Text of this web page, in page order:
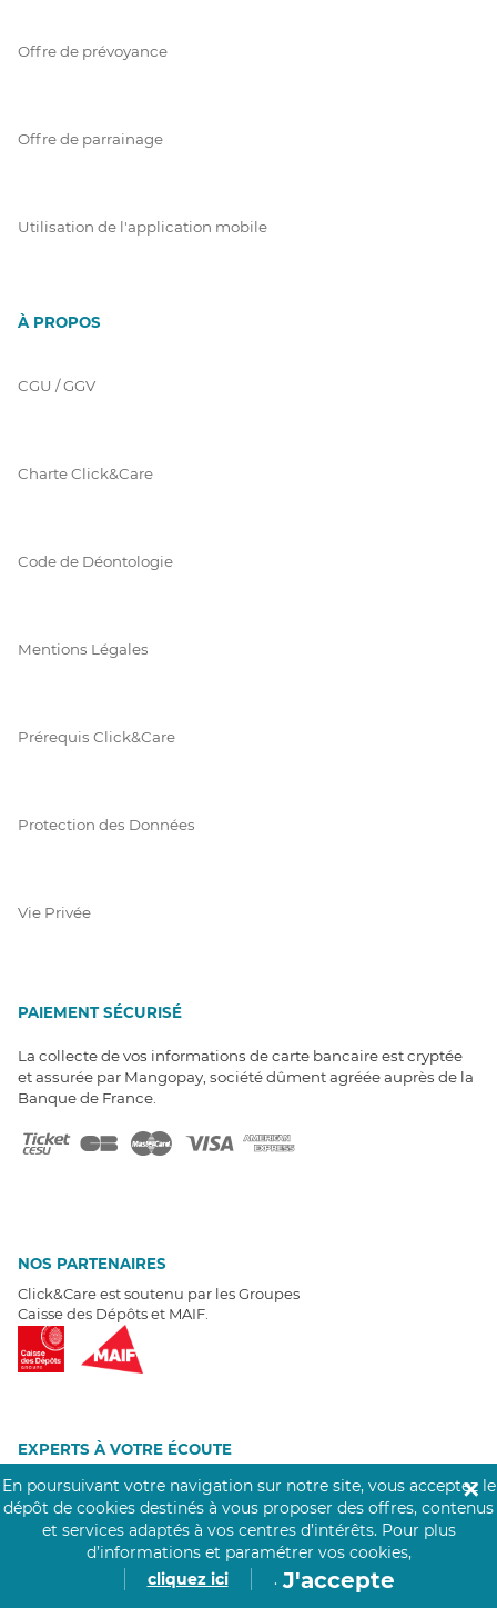
Offre de prévoyance
Offre de parrainage
Utilisation de l'application mobile
À PROPOS
CGU / GGV
Charte Click&Care
Code de Déontologie
Mentions Légales
Prérequis Click&Care
Protection des Données
Vie Privée
PAIEMENT SÉCURISÉ
La collecte de vos informations de carte bancaire est cryptée
et assurée par Mangopay, société dûment agréée auprès de la
Banque de France.
NOS PARTENAIRES
Click&Care est soutenu par les Groupes
Caisse des Dépôts et MAIF.
EXPERTS À VOTRE ÉCOUTE
Un besoin de recrutement ? Click&Care vous accompagne par
téléphone 7/7.
Être rappelé aujourd'hui
MOIGNAGES CLIENTS
En poursuivant votre navigation sur notre site, vous acceptez le
dépôt de cookies destinés à vous proposer des offres, contenus
et services adaptés à vos centres d’intérêts. Pour plus
d’informations et paramétrer vos cookies,
cliquez ici
. J'accepte
✕